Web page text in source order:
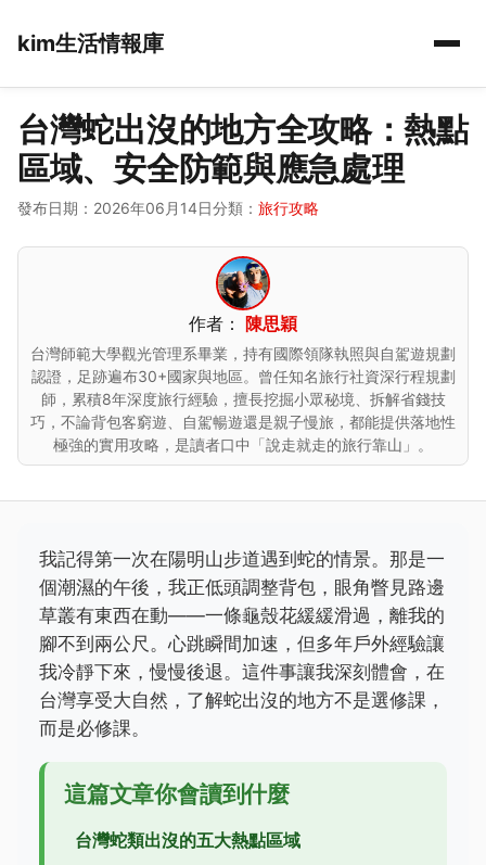
kim生活情報庫
台灣蛇出沒的地方全攻略：熱點
區域、安全防範與應急處理
發布日期：2026年06月14日分類： 旅行攻略
作者： 陳思穎
台灣師範大學觀光管理系畢業，持有國際領隊執照與自駕遊規劃
認證，足跡遍布30+國家與地區。曾任知名旅行社資深行程規劃
師，累積8年深度旅行經驗，擅長挖掘小眾秘境、拆解省錢技
巧，不論背包客窮遊、自駕暢遊還是親子慢旅，都能提供落地性
極強的實用攻略，是讀者口中「說走就走的旅行靠山」。
我記得第一次在陽明山步道遇到蛇的情景。那是一
個潮濕的午後，我正低頭調整背包，眼角瞥見路邊
草叢有東西在動——一條龜殼花緩緩滑過，離我的
腳不到兩公尺。心跳瞬間加速，但多年戶外經驗讓
我冷靜下來，慢慢後退。這件事讓我深刻體會，在
台灣享受大自然，了解蛇出沒的地方不是選修課，
而是必修課。
這篇文章你會讀到什麼
台灣蛇類出沒的五大熱點區域